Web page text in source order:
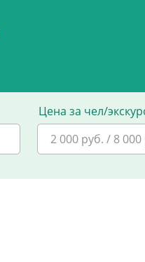
Цена за чел/
2 000 руб. / 8 000